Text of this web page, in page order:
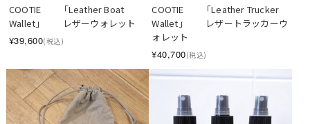
COOTIE　　「Leather Boat
Wallet」　　レザーウォレット
¥39,600(税込)
COOTIE　　「Leather Trucker
Wallet」　　レザートラッカーウ
ォレット
¥40,700(税込)